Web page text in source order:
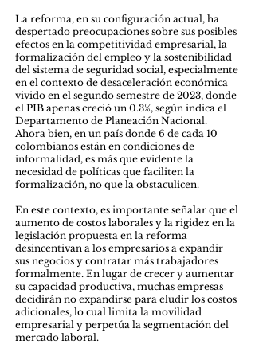
La reforma, en su configuración actual, ha
despertado preocupaciones sobre sus posibles
efectos en la competitividad empresarial, la
formalización del empleo y la sostenibilidad
del sistema de seguridad social, especialmente
en el contexto de desaceleración económica
vivido en el segundo semestre de 2023, donde
el PIB apenas creció un 0.3%, según indica el
Departamento de Planeación Nacional.
Ahora bien, en un país donde 6 de cada 10
colombianos están en condiciones de
informalidad, es más que evidente la
necesidad de políticas que faciliten la
formalización, no que la obstaculicen.
En este contexto, es importante señalar que el
aumento de costos laborales y la rigidez en la
legislación propuesta en la reforma
desincentivan a los empresarios a expandir
sus negocios y contratar más trabajadores
formalmente. En lugar de crecer y aumentar
su capacidad productiva, muchas empresas
decidirán no expandirse para eludir los costos
adicionales, lo cual limita la movilidad
empresarial y perpetúa la segmentación del
mercado laboral.